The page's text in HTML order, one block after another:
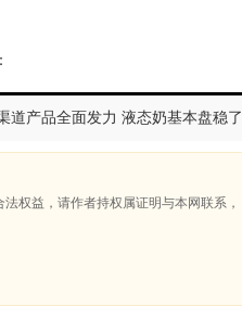
道产品全面发力 液态奶基本盘稳了
权益，请作者持权属证明与本网联系，